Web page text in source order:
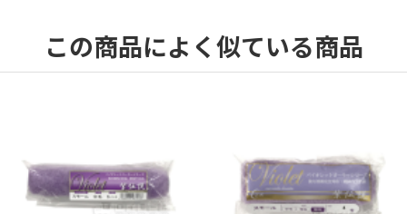
この商品によく似ている商品